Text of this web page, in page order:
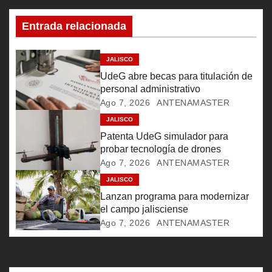
c
i
ó
n
d
e
n
t
r
a
Entrada relacionada
JALISCO
UdeG abre becas para titulación de
personal administrativo
Ago 7, 2026 ANTENAMASTER
JALISCO
Patenta UdeG simulador para
probar tecnología de drones
Ago 7, 2026 ANTENAMASTER
JALISCO
Lanzan programa para modernizar
el campo jalisciense
Ago 7, 2026 ANTENAMASTER